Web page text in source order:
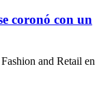
coronó con un
and Retail en